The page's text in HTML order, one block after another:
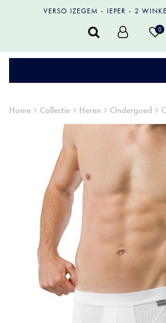
VERSO IZEGEM IEPER 2
0
Home Collectie Heren Ondergoed